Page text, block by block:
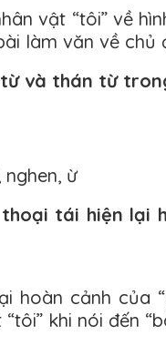
vật “tôi” về
làm văn về chủ
và thán từ
ừ
tái hiện lại
hoàn cảnh của
khi nói đến